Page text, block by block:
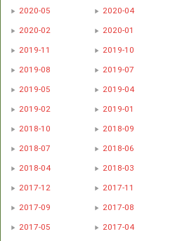
2020-05
2020-04
2020-02
2020-01
2019-11
2019-10
2019-08
2019-07
2019-05
2019-04
2019-02
2019-01
2018-10
2018-09
2018-07
2018-06
2018-04
2018-03
2017-12
2017-11
2017-09
2017-08
2017-05
2017-04